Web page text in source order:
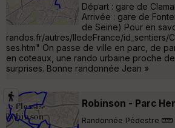
Départ : gare de
Arrivée : gare de
de Seine) Pour en
randos.fr/autres/IledeFrance/id_sentiers/
ses.htm" On passe de ville en parc, de
en coteaux, une rando urbaine proche
surprises. Bonne randonnée Jean »
Robinson - Parc
Randonnée Pédestre